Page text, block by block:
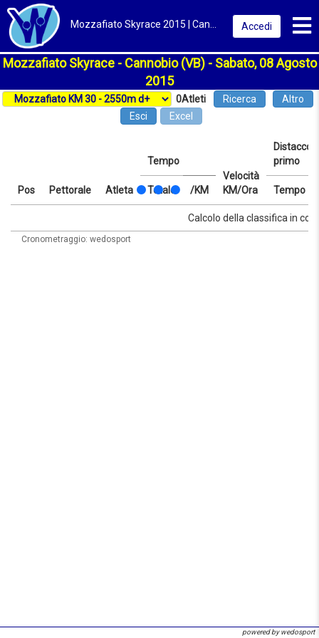
Accedi
Mozzafiato Skyrace - Cannobio (VB) - Sabato, 08 Agosto
2015
0Atleti Ricerca
Altro
Esci
Excel
Pos Pettorale Atleta
Tempo
Velocità
KM/Ora
Distacco
primo
Totale /KM
Tempo
Velocità
Distacco
/KM Tempo
Calcolo della classifica in
Cronometraggio: wedosport
powered by wedosport